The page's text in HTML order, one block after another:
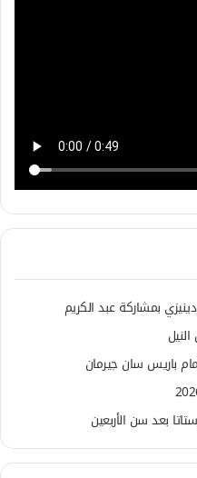
بمشاركة عبد الكريم
باريس سان جيرمان
بعد سن الأربعين